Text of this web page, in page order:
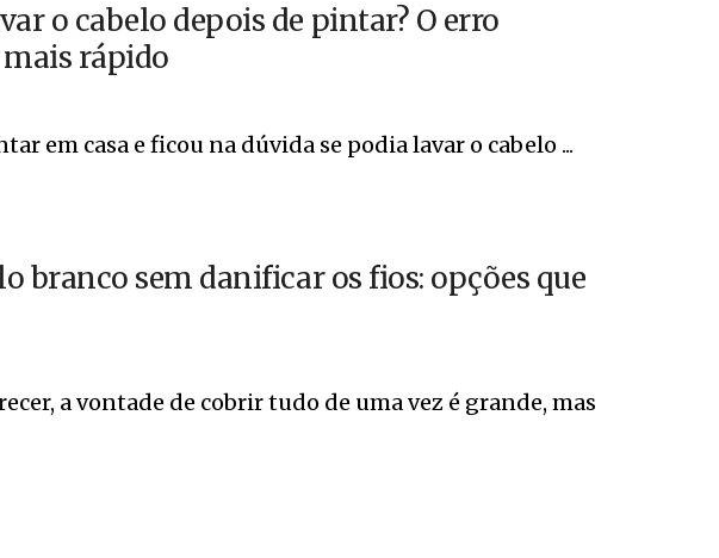
o cabelo depois de pintar? O erro
rápido
em casa e ficou na dúvida se podia lavar o cabelo ...
branco sem danificar os fios: opções que
a vontade de cobrir tudo de uma vez é grande, mas